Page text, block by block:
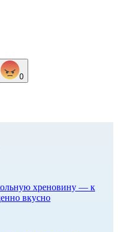
0
хреновину — к
вкусно